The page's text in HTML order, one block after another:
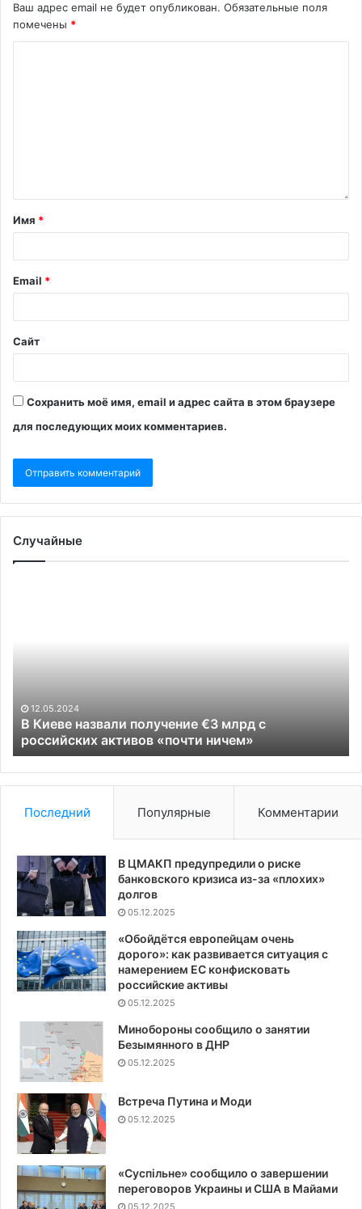
Ваш адрес email не будет опубликован. Обязательные поля
помечены *
Имя *
Email *
Сайт
Сохранить моё имя, email и адрес сайта в этом браузере
для последующих моих комментариев.
Случайные
российских
активов
«почти
ничем»
12.05.2024
В Киеве назвали получение €3 млрд с
российских активов «почти ничем»
Последний Популярные Комментарии
В ЦМАКП предупредили о риске
банковского кризиса из-за «плохих»
долгов
05.12.2025
«Обойдётся европейцам очень
дорого»: как развивается ситуация с
намерением ЕС конфисковать
российские активы
05.12.2025
Минобороны сообщило о занятии
Безымянного в ДНР
05.12.2025
Встреча Путина и Моди
05.12.2025
«Суспiльне» сообщило о завершении
переговоров Украины и США в Майами
05.12.2025